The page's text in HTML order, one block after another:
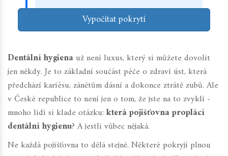
Vypočítat pokrytí
Dentální hygiena už není luxus, který si můžete dovolit
jen někdy. Je to základní součást péče o zdraví úst, která
předchází kariésu, zánětům dásní a dokonce ztrátě zubů. Ale
v České republice to není jen o tom, že jste na to zvyklí -
mnoho lidí si klade otázku: která pojišťovna proplácí
dentální hygienu? A jestli vůbec nějaká.
Ne každá pojišťovna to dělá stejně. Některé pokryjí plnou